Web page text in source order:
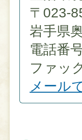
〒023-
岩手県
電話番
ファッ
メール